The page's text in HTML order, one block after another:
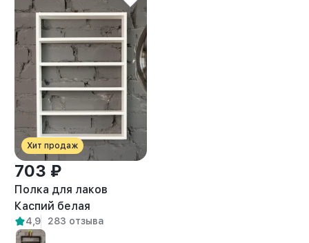
Хит продаж
703 ₽
Полка для лаков
Каспий белая
4,9 283 отзыва